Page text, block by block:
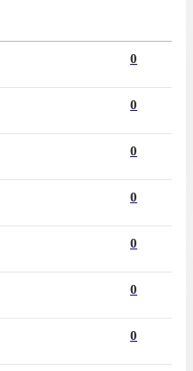
0
0
0
0
0
0
0